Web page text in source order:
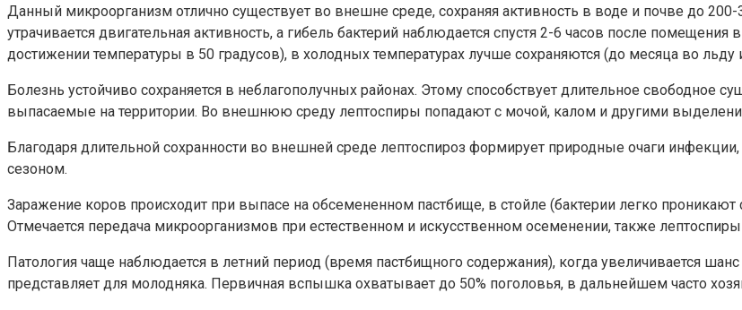
Данный микроорганизм отлично существует во внешне среде, сохраняя активность в воде и почве до
утрачивается двигательная активность, а гибель бактерий наблюдается спустя 2-6 часов после
достижении температуры в 50 градусов), в холодных температурах лучше сохраняются (до месяца во
Болезнь устойчиво сохраняется в неблагополучных районах. Этому способствует длительное
выпасаемые на территории. Во внешнюю среду лептоспиры попадают с мочой, калом и другими
Благодаря длительной сохранности во внешней среде лептоспироз формирует природные очаги
сезоном.
Заражение коров происходит при выпасе на обсемененном пастбище, в стойле (бактерии легко
Отмечается передача микроорганизмов при естественном и искусственном осеменении, также
Патология чаще наблюдается в летний период (время пастбищного содержания), когда увеличивается
представляет для молодняка. Первичная вспышка охватывает до 50% поголовья, в дальнейшем часто